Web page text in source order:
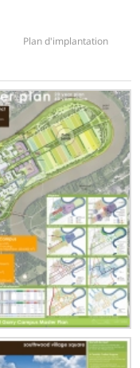
Plan d'implantation